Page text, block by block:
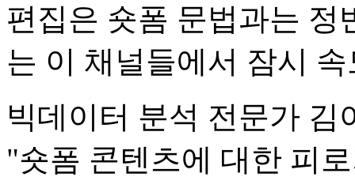
편집은 숏폼 문법과는 정
는 이 채널들에서 잠시
빅데이터 분석 전문가
"숏폼 콘텐츠에 대한 피